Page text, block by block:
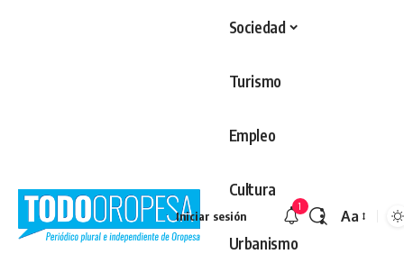
Sociedad
Turismo
Empleo
Cultura
Urbanismo
Iniciar sesión
1
Aa